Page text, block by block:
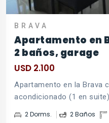
BRAVA
Apartamento en
2 baños, garage
USD 2.100
Apartamento en la Brava
acondicionado (1 en
2 Dorms. 2 Baños